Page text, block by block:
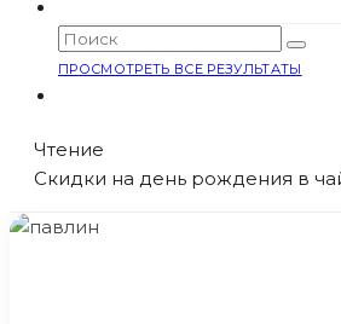
ПРОСМОТРЕТЬ ВСЕ РЕЗУЛЬТАТЫ
Чтение
Скидки на день рождения в